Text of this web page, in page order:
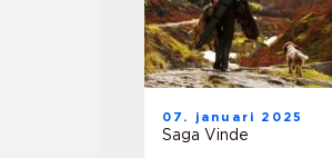
07. januari 2025
Saga Vinde